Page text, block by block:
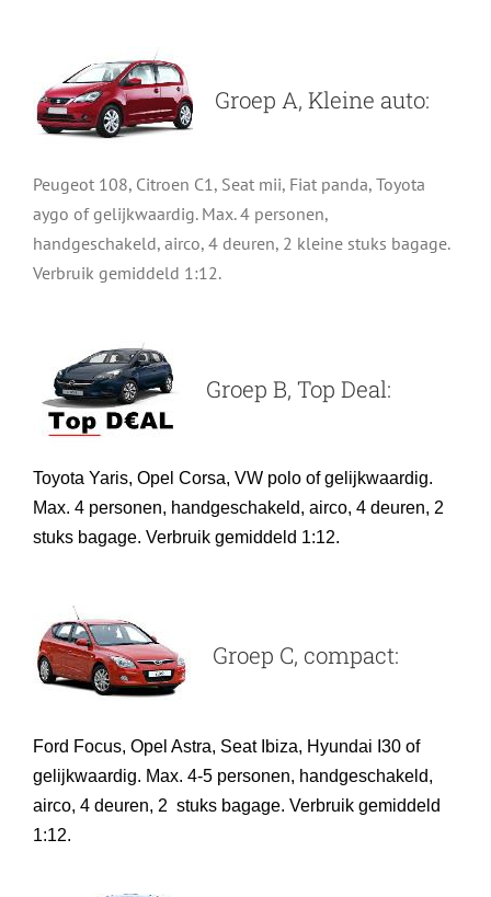
Groep A, Kleine auto:
Peugeot 108, Citroen C1, Seat mii, Fiat panda, Toyota
aygo of gelijkwaardig. Max. 4 personen,
handgeschakeld, airco, 4 deuren, 2 kleine stuks bagage.
Verbruik gemiddeld 1:12.
Groep B, Top Deal:
Toyota Yaris, Opel Corsa, VW polo of gelijkwaardig.
Max. 4 personen, handgeschakeld, airco, 4 deuren, 2
stuks bagage. Verbruik gemiddeld 1:12.
Groep C, compact:
Ford Focus, Opel Astra, Seat Ibiza, Hyundai I30 of
gelijkwaardig. Max. 4-5 personen, handgeschakeld,
airco, 4 deuren, 2 stuks bagage. Verbruik gemiddeld
1:12.